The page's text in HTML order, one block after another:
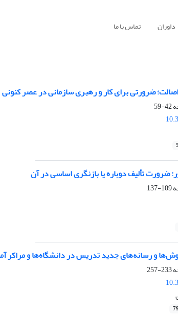
داوران تماس با ما
ضرورتی برای کار و رهبری سازمانی در عصر کنونی
42-59
ضرورت تألیف دوباره یا بازنگری اساسی در آن
109-137
و رسانه‌های جدید تدریس در دانشگاه‌ها و مراکر
233-257